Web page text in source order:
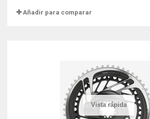
Añadir para comparar
Vista rápida